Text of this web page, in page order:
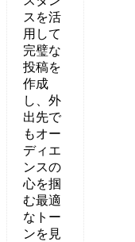
スを活
用して
完璧な
投稿を
作成
し、外
出先で
もオー
ディエ
ンスの
心を掴
む最適
なトー
ンを見